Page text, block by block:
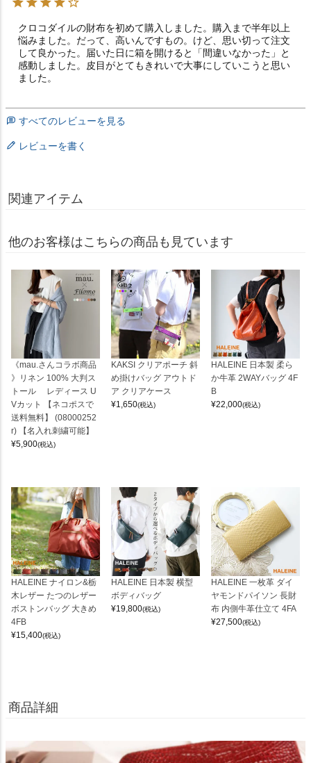
クロコダイルの財布を初めて購入しました。購入まで半年以上
悩みました。だって、高いんですもの。けど、思い切って注文
して良かった。届いた日に箱を開けると「間違いなかった」と
感動しました。皮目がとてもきれいで大事にしていこうと思い
ました。
すべてのレビューを見る
レビューを書く
関連アイテム
他のお客様はこちらの商品も見ています
《mau.さんコラボ商品
》リネン 100% 大判ス
トール レディース U
Vカット 【ネコポスで
送料無料】 (08000252
r) 【名入れ刺繍可能】
¥5,900(税込)
KAKSI クリアポーチ 斜
め掛けバッグ アウトド
ア クリアケース
¥1,650(税込)
HALEINE 日本製 柔ら
か牛革 2WAYバッグ 4F
B
¥22,000(税込)
HALEINE ナイロン&栃
木レザー たつのレザー
ボストンバッグ 大きめ
4FB
¥15,400(税込)
HALEINE 日本製 横型
ボディバッグ
¥19,800(税込)
HALEINE 一枚革 ダイ
ヤモンドパイソン 長財
布 内側牛革仕立て 4FA
¥27,500(税込)
商品詳細